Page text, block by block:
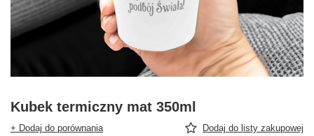
Kubek termiczny mat 350ml
+ Dodaj do porównania Dodaj do listy zakupowej